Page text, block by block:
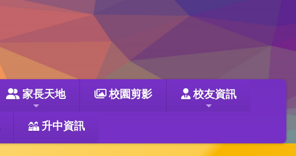
家長天地 校園剪影 校友資訊
升中資訊